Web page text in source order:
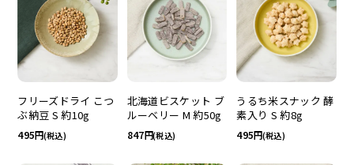
フリーズドライ こつ
ぶ納豆 S 約10g
495 (税込)
北海道ビスケット ブ
ルーベリー M 約50g
847 (税込)
うるち米スナック 酵
素入り S 約8g
495 (税込)